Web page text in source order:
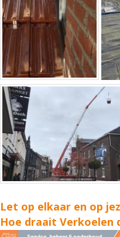
Let op elkaar en op
Hoe draait Verkoelen